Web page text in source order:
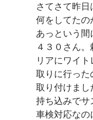
さてさて昨日
何をしてたの
あっという間
４３０さん
リアにワイ
取りに行っ
取り付けまし
持ち込みでサ
車検対応なの